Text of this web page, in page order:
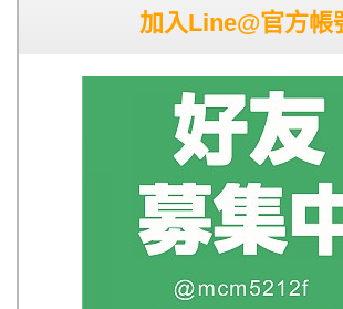
加入Line@官方帳